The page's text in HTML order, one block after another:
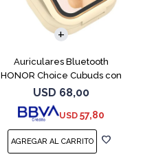
Auriculares Bluetooth
HONOR Choice Cubuds con
Pantalla Beige
USD 68,00
USD 57,80